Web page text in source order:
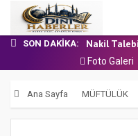
SON DAKIKA:
24
7 Ağustos
Nakil
Aşçı Alımı
24
7 Ağustos
Foto Galeri
Ana Sayfa MÜFTÜLÜK